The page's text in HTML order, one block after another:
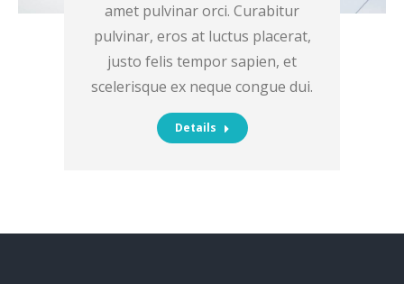
amet pulvinar orci. Curabitur
pulvinar, eros at luctus placerat,
justo felis tempor sapien, et
scelerisque ex neque congue dui.
Details